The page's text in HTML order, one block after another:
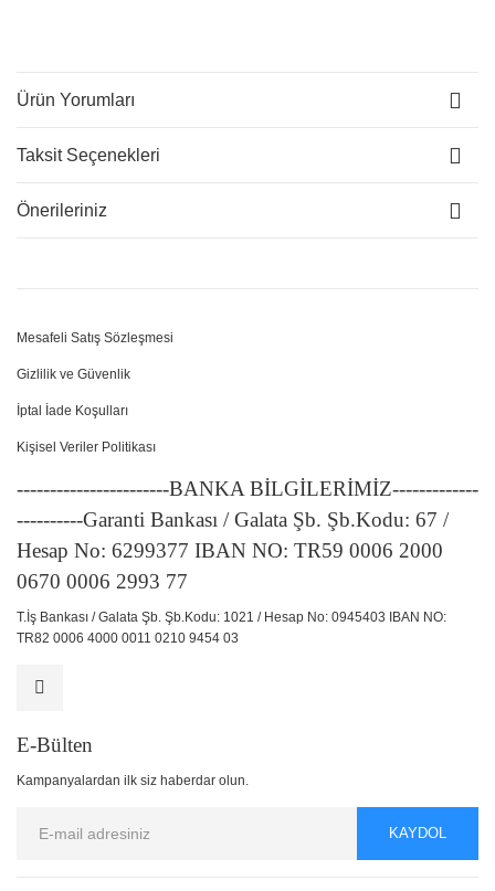
Ürün Yorumları
Taksit Seçenekleri
Önerileriniz
Mesafeli Satış Sözleşmesi
Gizlilik ve Güvenlik
İptal İade Koşulları
Kişisel Veriler Politikası
-----------------------BANKA BİLGİLERİMİZ-------------
----------Garanti Bankası / Galata Şb. Şb.Kodu: 67 /
Hesap No: 6299377 IBAN NO: TR59 0006 2000
0670 0006 2993 77
T.İş Bankası / Galata Şb. Şb.Kodu: 1021 / Hesap No: 0945403 IBAN NO:
TR82 0006 4000 0011 0210 9454 03
E-Bülten
Kampanyalardan ilk siz haberdar olun.
KAYDOL